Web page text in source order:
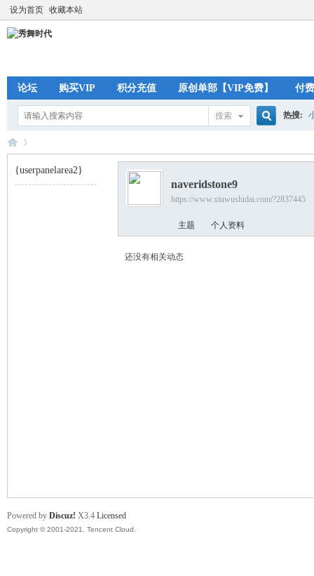
设为首页 收藏本站
论坛 购买VIP 积分充值 原创单部【VIP免费】 付
搜索
索
热搜:
{userpanelarea2}
naveridstone9
https://www.xiuwushidai.com/?2837445
主题 个人资料
还没有相关动态
Powered by Discuz! X3.4 Licensed
Copyright © 2001-2021, Tencent Cloud.